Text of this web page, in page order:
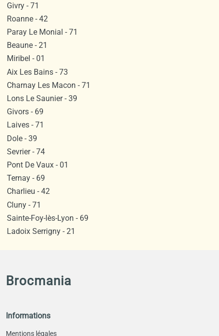
Givry - 71
Roanne - 42
Paray Le Monial - 71
Beaune - 21
Miribel - 01
Aix Les Bains - 73
Charnay Les Macon - 71
Lons Le Saunier - 39
Givors - 69
Laives - 71
Dole - 39
Sevrier - 74
Pont De Vaux - 01
Ternay - 69
Charlieu - 42
Cluny - 71
Sainte-Foy-lès-Lyon - 69
Ladoix Serrigny - 21
Brocmania
Informations
Mentions légales